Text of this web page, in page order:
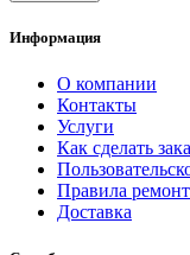
Информация
О компании
Контакты
Услуги
Как сделать
Правила
Доставка